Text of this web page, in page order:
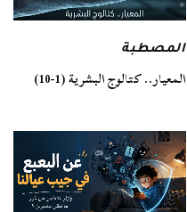
المصطبة
المعيار.. كتالوج البشرية (1-10)